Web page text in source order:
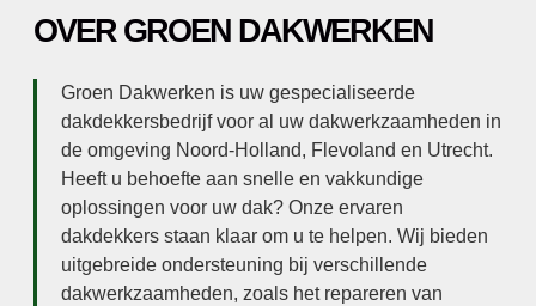
OVER GROEN DAKWERKEN
Groen Dakwerken is uw gespecialiseerde
dakdekkersbedrijf voor al uw dakwerkzaamheden in
de omgeving Noord-Holland, Flevoland en Utrecht.
Heeft u behoefte aan snelle en vakkundige
oplossingen voor uw dak? Onze ervaren
dakdekkers staan klaar om u te helpen. Wij bieden
uitgebreide ondersteuning bij verschillende
dakwerkzaamheden, zoals het repareren van